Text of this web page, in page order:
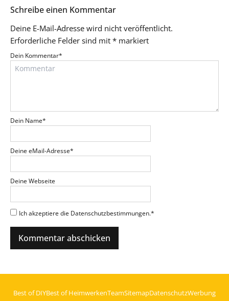
Schreibe einen Kommentar
Deine E-Mail-Adresse wird nicht veröffentlicht.
Erforderliche Felder sind mit * markiert
Dein Kommentar*
Dein Name*
Deine eMail-Adresse*
Deine Webseite
Ich akzeptiere die Datenschutzbestimmungen.*
Best of DIYBest of HeimwerkenTeamSitemapDatenschutzWerbung